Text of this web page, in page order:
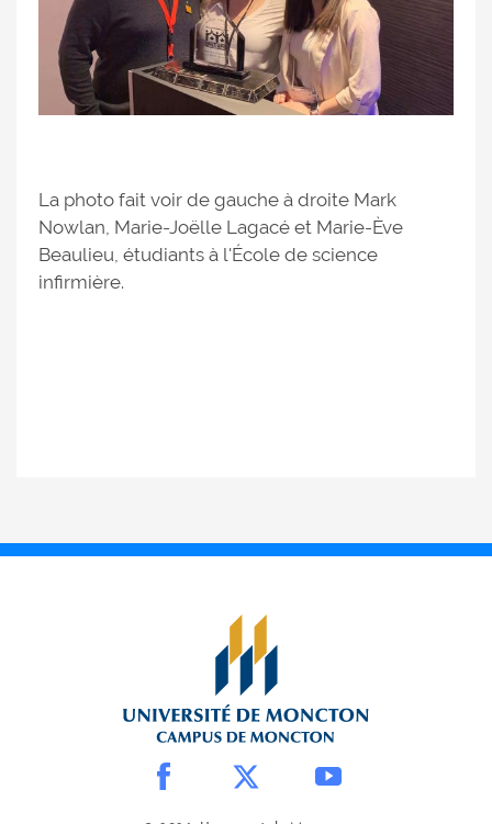
La photo fait voir de gauche à droite Mark
Nowlan, Marie-Joëlle Lagacé et Marie-Ève
Beaulieu, étudiants à l'École de science
infirmière.